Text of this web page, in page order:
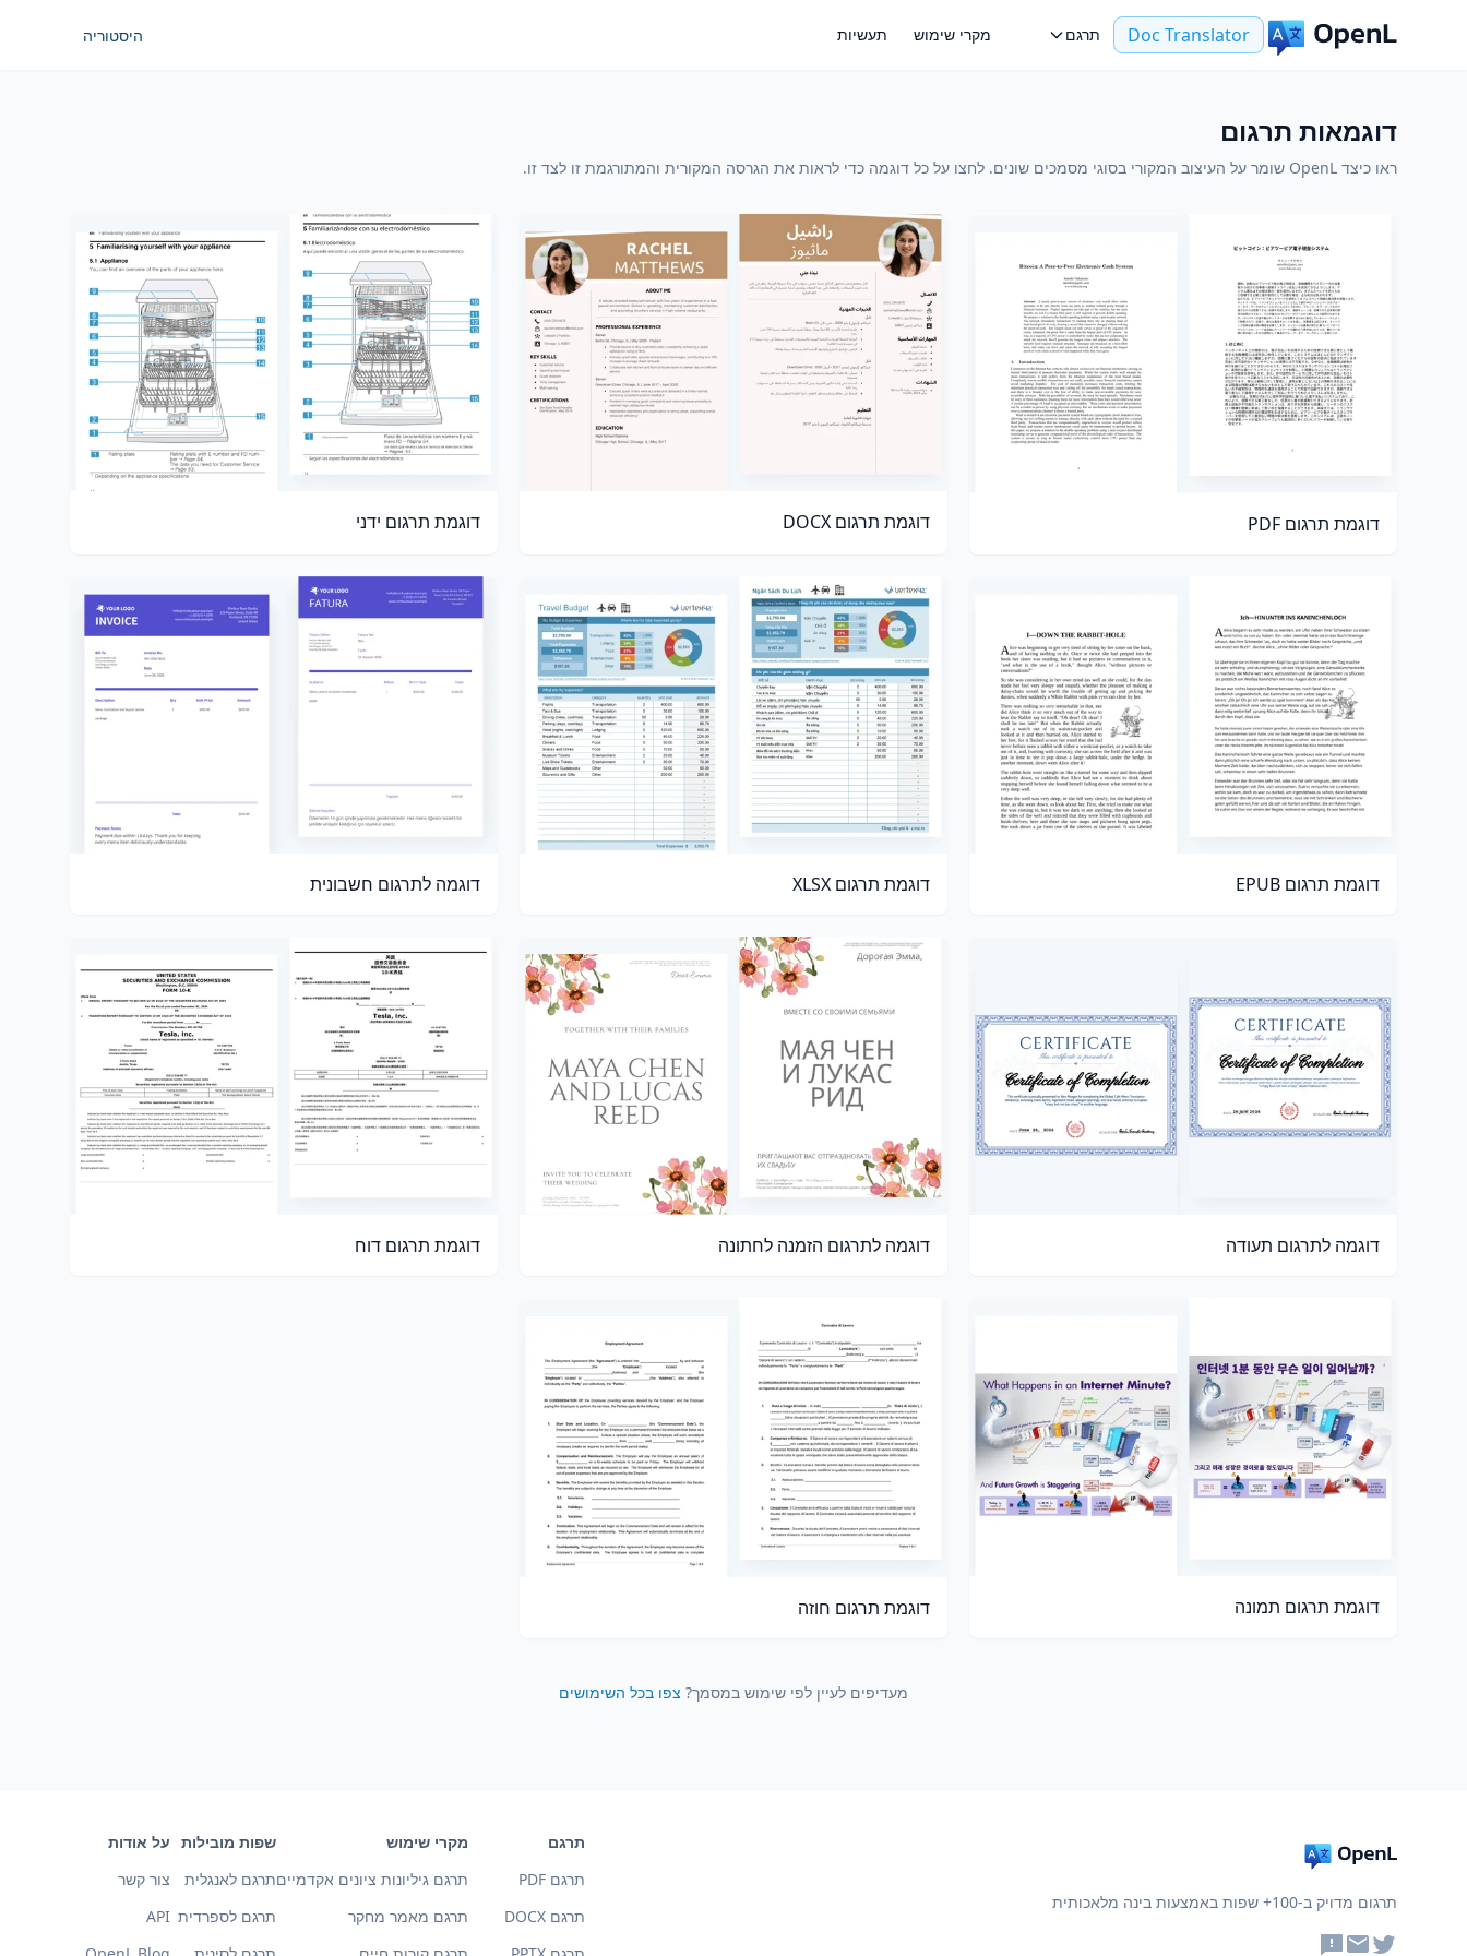
Doc Translator תרגם מקרי שימוש תעשיות היסטוריה
דוגמאות תרגום
ראו כיצד OpenL שומר על העיצוב המקורי בסוגי מסמכים שונים. לחצו על כל דוגמה כדי לראות את הגרסה המקורית והמתורגמת זו לצד זו.
דוגמת תרגום PDF דוגמת תרגום DOCX דוגמת תרגום ידני
דוגמת תרגום EPUB דוגמת תרגום XLSX דוגמה לתרגום חשבונית
דוגמה לתרגום תעודה דוגמה לתרגום הזמנה לחתונה דוגמת תרגום דוח
דוגמת תרגום תמונה דוגמת תרגום חוזה
מעדיפים לעיין לפי שימוש במסמך? צפו בכל השימושים
תרגום מדויק ב-100+ שפות באמצעות בינה מלאכותית
מקרי שימוש
תרגם גיליונות ציונים אקדמיים
תרגם מאמר מחקר
שפות מובילות
תרגם לאנגלית
תרגם לספרדית
תרגם
תרגם PDF
תרגם DOCX
על אודות
צור קשר
API